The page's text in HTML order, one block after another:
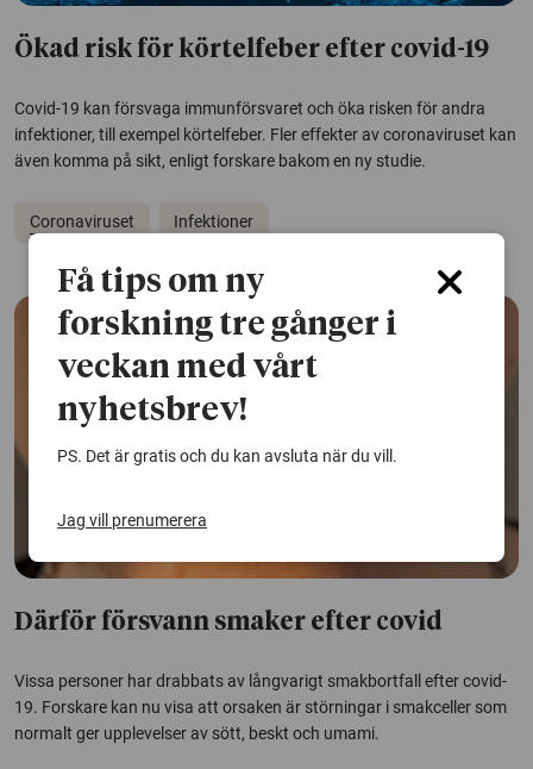
Ökad risk för körtelfeber efter covid-19
Covid-19 kan försvaga immunförsvaret och öka risken för andra
infektioner, till exempel körtelfeber. Fler effekter av coronaviruset kan
även komma på sikt, enligt forskare bakom en ny studie.
Coronaviruset Infektioner
Därför försvann smaker efter covid
Vissa personer har drabbats av långvarigt smakbortfall efter covid-
19. Forskare kan nu visa att orsaken är störningar i smakceller som
normalt ger upplevelser av sött, beskt och umami.
Få tips om ny
forskning tre gånger i
veckan med vårt
nyhetsbrev!
PS. Det är gratis och du kan avsluta när du vill.
Jag vill prenumerera